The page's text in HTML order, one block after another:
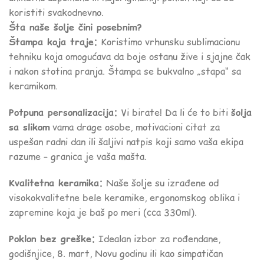
koristiti svakodnevno.
Šta naše šolje čini posebnim?
Štampa koja traje: Koristimo vrhunsku sublimacionu
tehniku koja omogućava da boje ostanu žive i sjajne čak
i nakon stotina pranja. Štampa se bukvalno „stapa“ sa
keramikom.
Potpuna personalizacija: Vi birate! Da li će to biti šolja
sa slikomvama drage osobe, motivacioni citat za
uspešan radni dan ili šaljivi natpis koji samo vaša ekipa
razume – granica je vaša mašta.
Kvalitetna keramika: Naše šolje su izrađene od
visokokvalitetne bele keramike, ergonomskog oblika i
zapremine koja je baš po meri (cca 330ml).
Poklon bez greške: Idealan izbor za rođendane,
godišnjice, 8. mart, Novu godinu ili kao simpatičan